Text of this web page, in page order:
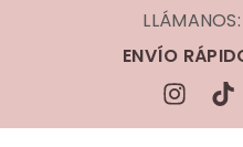
ENVÍO